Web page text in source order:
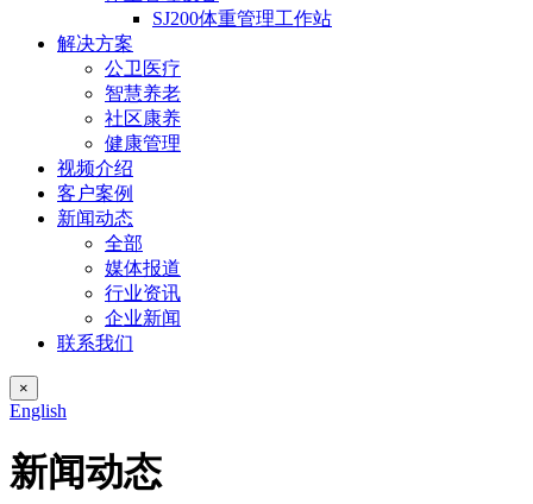
SJ200体重管理工作站
解决方案
公卫医疗
智慧养老
社区康养
健康管理
视频介绍
客户案例
新闻动态
全部
媒体报道
行业资讯
企业新闻
联系我们
×
English
新闻动态